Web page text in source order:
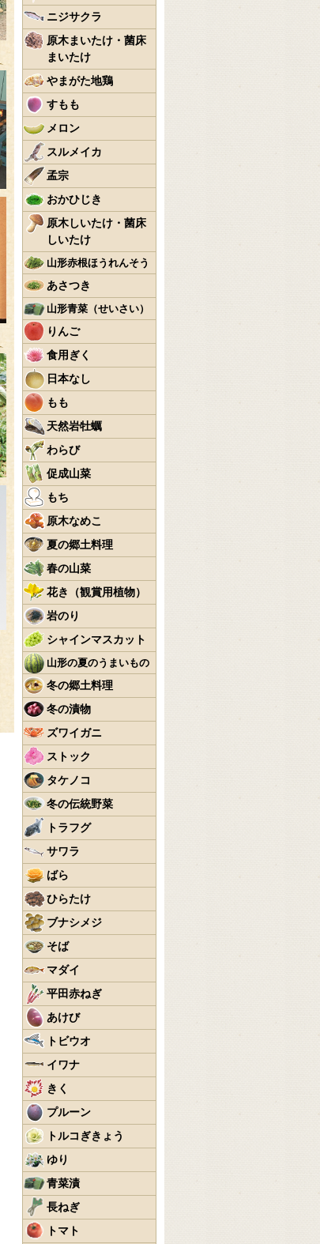
ニジサクラ
原木まいたけ・菌床
まいたけ
やまがた地鶏
すもも
メロン
スルメイカ
孟宗
おかひじき
原木しいたけ・菌床
しいたけ
山形赤根ほうれんそう
あさつき
山形青菜（せいさい）
りんご
食用ぎく
日本なし
もも
天然岩牡蠣
わらび
促成山菜
もち
原木なめこ
夏の郷土料理
春の山菜
花き（観賞用植物）
岩のり
シャインマスカット
山形の夏のうまいもの
冬の郷土料理
冬の漬物
ズワイガニ
ストック
タケノコ
冬の伝統野菜
トラフグ
サワラ
ばら
ひらたけ
ブナシメジ
そば
マダイ
平田赤ねぎ
あけび
トビウオ
イワナ
きく
プルーン
トルコぎきょう
ゆり
青菜漬
長ねぎ
トマト